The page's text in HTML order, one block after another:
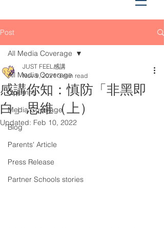
Post
All Media Coverage
Columns
Media Coverage
Blog
Parents' Article
Press Release
Partner Schools stories
All Media Coverage
感講你知：慎防「非黑即
白」思維（上）
JUST FEEL感講
Nov 9, 2021 3 min read
Updated: Feb 10, 2022